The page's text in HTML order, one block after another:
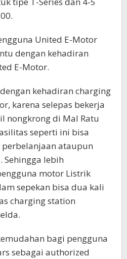
United E-Motor
dengan kehadiran
E-Motor.
kehadiran charging
karena selepas bekerja
nongkrong di Mal Ratu
seperti ini bisa
ataupun
lebih
motor Listrik
sepekan bisa dua kali
charging station
bagi pengguna
sebagai authorized